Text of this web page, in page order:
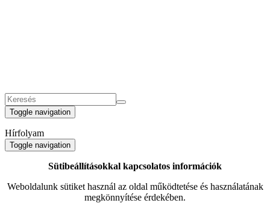
Toggle navigation
Hírfolyam
Toggle navigation
Sütibeállításokkal kapcsolatos információk
Weboldalunk sütiket használ az oldal működtetése és használatának
megkönnyítése érdekében.